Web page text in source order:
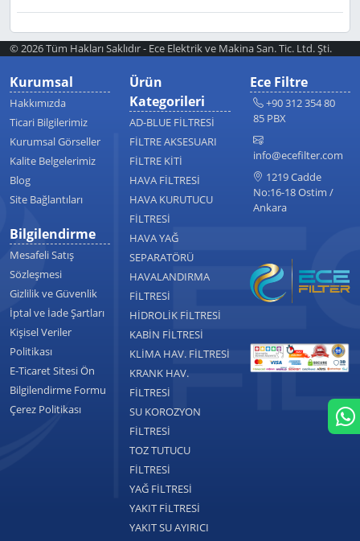
© 2026 Tüm Hakları Saklıdır - Ece Elektrik ve Makina San. Tic. Ltd. Şti.
Kurumsal
Hakkımızda
Ticari Bilgilerimiz
Kurumsal Görseller
Kalite Belgelerimiz
Blog
Site Bağlantıları
Bilgilendirme
Mesafeli Satış
Sözleşmesi
Gizlilik ve Güvenlik
İptal ve İade Şartları
Kişisel Veriler
Politikası
E-Ticaret Sitesi Ön
Bilgilendirme Formu
Çerez Politikası
Ürün
Kategorileri
AD-BLUE FİLTRESİ
FİLTRE AKSESUARI
FİLTRE KİTİ
HAVA FİLTRESİ
HAVA KURUTUCU
FİLTRESİ
HAVA YAĞ
SEPARATÖRÜ
HAVALANDIRMA
FİLTRESİ
HİDROLİK FİLTRESİ
KABİN FİLTRESİ
KLİMA HAV. FİLTRESİ
KRANK HAV.
FİLTRESİ
SU KOROZYON
FİLTRESİ
TOZ TUTUCU
FİLTRESİ
YAĞ FİLTRESİ
YAKIT FİLTRESİ
YAKIT SU AYIRICI
Ece Filtre
+90 312 354 80
85 PBX
info@ecefilter.com
1219 Cadde
No:16-18 Ostim /
Ankara